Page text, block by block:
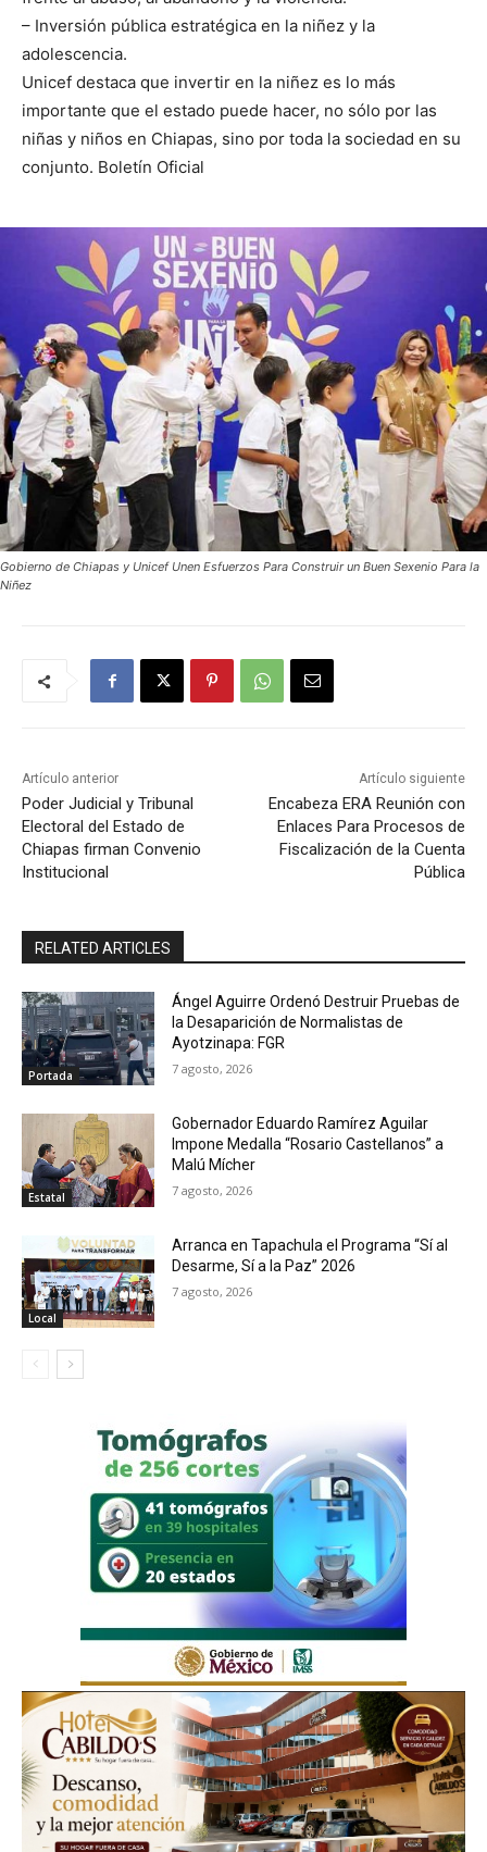
– Inversión pública estratégica en la niñez y la
adolescencia.
Unicef destaca que invertir en la niñez es lo más
importante que el estado puede hacer, no sólo por las
niñas y niños en Chiapas, sino por toda la sociedad en su
conjunto. Boletín Oficial
Gobierno de Chiapas y Unicef Unen Esfuerzos Para Construir un Buen Sexenio Para la
Niñez
Artículo anterior
Poder Judicial y Tribunal
Electoral del Estado de
Chiapas firman Convenio
Institucional
Artículo siguiente
Encabeza ERA Reunión con
Enlaces Para Procesos de
Fiscalización de la Cuenta
Pública
RELATED ARTICLES
Portada
Ángel Aguirre Ordenó Destruir Pruebas de
la Desaparición de Normalistas de
Ayotzinapa: FGR
7 agosto, 2026
Estatal
Gobernador Eduardo Ramírez Aguilar
Impone Medalla “Rosario Castellanos” a
Malú Mícher
7 agosto, 2026
Local
Arranca en Tapachula el Programa “Sí al
Desarme, Sí a la Paz” 2026
7 agosto, 2026